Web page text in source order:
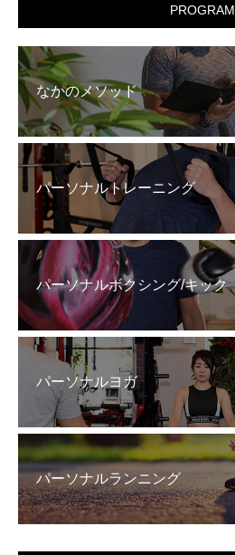
PROGRAM
なかのメソッド
パーソナルトレーニング
パーソナルボクシング/キック
パーソナルヨガ
パーソナルランニング